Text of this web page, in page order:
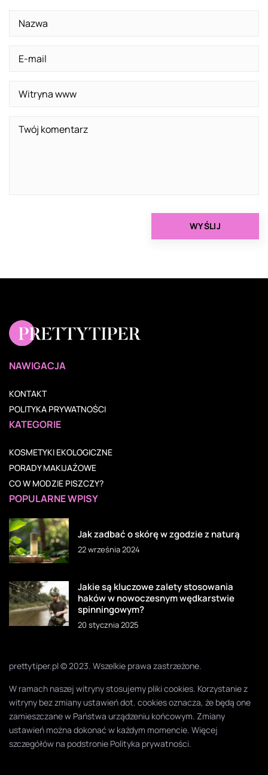
NAWIGACJA
KONTAKT
POLITYKA PRYWATNOŚCI
KATEGORIE
KOSMETYKI EKOLOGICZNE
PORADY MAKIJAŻOWE
CO W MODZIE PISZCZY?
POPULARNE WPISY
Jak zadbać o skórę w zgodzie z naturą
22 września 2024
Jakie są kluczowe zalety stosowania
haków w nowoczesnym wędkarstwie
spinningowym?
20 stycznia 2025
prettytiper.pl © 2023. Wszelkie prawa zastrzeżone.
W ramach naszej witryny stosujemy pliki cookies. Korzystanie z
witryny bez zmiany ustawień dot. cookies oznacza, że będą one
zamieszczane w Państwa urządzeniu końcowym. Zmiany
ustawień można dokonać w każdym momencie. Więcej
szczegółów na podstronie Polityka prywatności.